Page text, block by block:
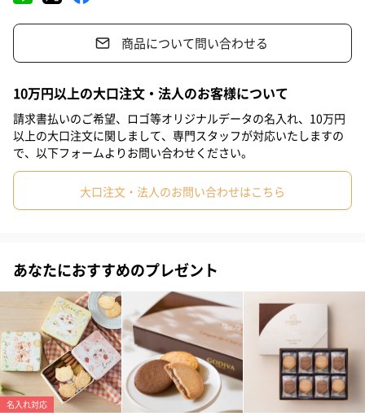
チョコレートを練りこんで軽やかに焼き上げたラングドシャでチ
ョコレートをサンドしました。ミルクとダーク、2種類のチョコレ
ったりです。
ダークチョコレート ラングドシャクッキー
ビタースイートなダークチョコレートの味わいを、カカオの香る
ミルクチョコレート ラングドシャクッキー
ミルクチョコレートのまろやかで風味豊かな味わいを、軽やかな
食感でやさしい甘みのラングドシャと共に。チョコレートを練り
こんで焼き上げたラングドシャでミルクチョコレートをサンドし
たクッキー。
#サプライズ
#敬老の日 #入学祝い #就職祝い
#妹 #息子 #娘 #姪 #甥 #女子大学生
#部下女性 #義父 #義母 #取引先男性 #取引先女性
#男性 #女性 #夫 #妻 #父親 #彼女 #祖母
#男子大学生 #10代 #20代前半
#50代 #60代 #70代 #80代 #90代
商品について問い合わせる
10万円以上の大口注文・法人のお客様について
請求書払いのご希望、ロゴ等オリジナルデータの名入れ、10万円
以上の大口注文に関しまして、専門スタッフが対応いたしますの
で、以下フォームよりお問い合わせください。
大口注文・法人のお問い合わせはこちら
あなたにおすすめのプレゼント